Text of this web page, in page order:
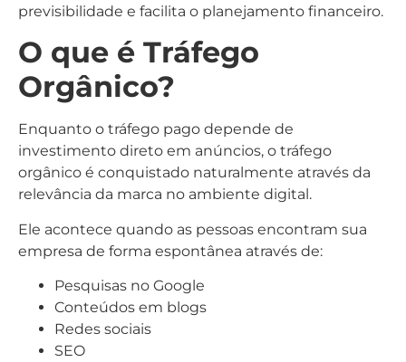
previsibilidade e facilita o planejamento financeiro.
O que é Tráfego
Orgânico?
Enquanto o tráfego pago depende de
investimento direto em anúncios, o tráfego
orgânico é conquistado naturalmente através da
relevância da marca no ambiente digital.
Ele acontece quando as pessoas encontram sua
empresa de forma espontânea através de:
Pesquisas no Google
Conteúdos em blogs
Redes sociais
SEO